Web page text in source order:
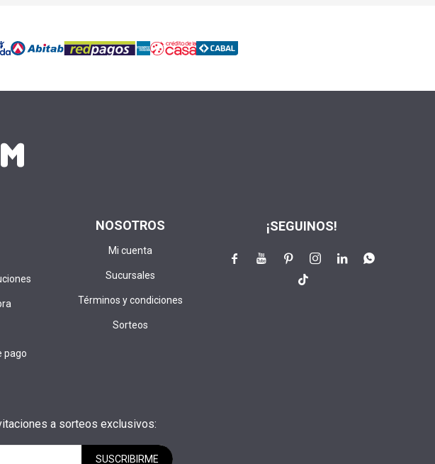
pago
NOSOTROS
Mi cuenta
Sucursales
Términos y condiciones
Sorteos
a sorteos exclusivos:
SUSCRIBIRME
¡SEGUINOS!
    

